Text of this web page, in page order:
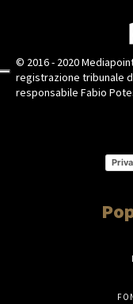
© 2016 - 2020
registrazione tribunale
responsabile Fabio